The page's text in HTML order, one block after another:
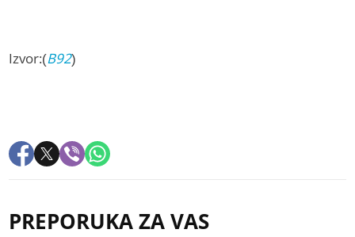
Izvor:(B92)
PREPORUKA ZA VAS